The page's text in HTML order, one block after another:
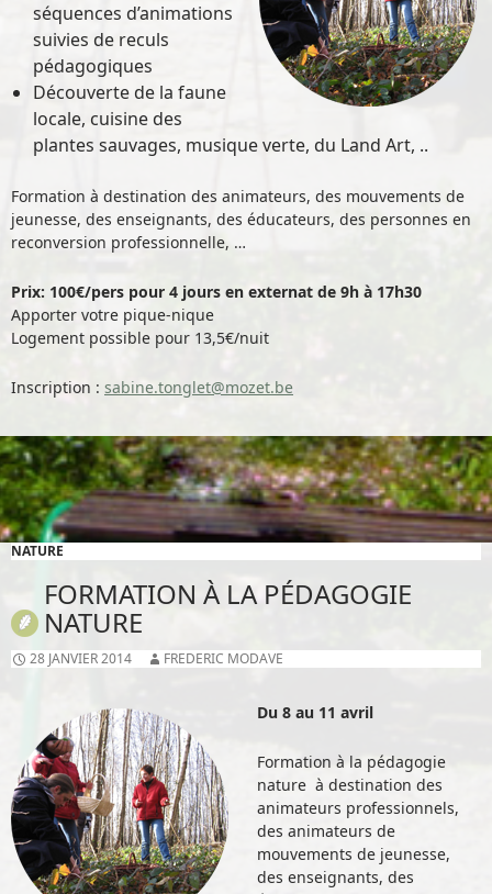
séquences d’animations
suivies de reculs
pédagogiques
Découverte de la faune
locale, cuisine des
plantes sauvages, musique verte, du Land Art, ..
Formation à destination des animateurs, des mouvements de
jeunesse, des enseignants, des éducateurs, des personnes en
reconversion professionnelle, …
Prix: 100€/pers pour 4 jours en externat de 9h à 17h30
Apporter votre pique-nique
Logement possible pour 13,5€/nuit
Inscription : sabine.tonglet@mozet.be
NATURE
FORMATION À LA PÉDAGOGIE
NATURE
28 JANVIER 2014 FREDERIC MODAVE
Du 8 au 11 avril
Formation à la pédagogie
nature à destination des
animateurs professionnels,
des animateurs de
mouvements de jeunesse,
des enseignants, des